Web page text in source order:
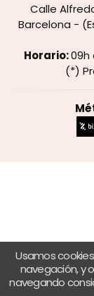
Calle
Barcelona -
Horario:09h
(*)
Usamos
navegación, y
navegando